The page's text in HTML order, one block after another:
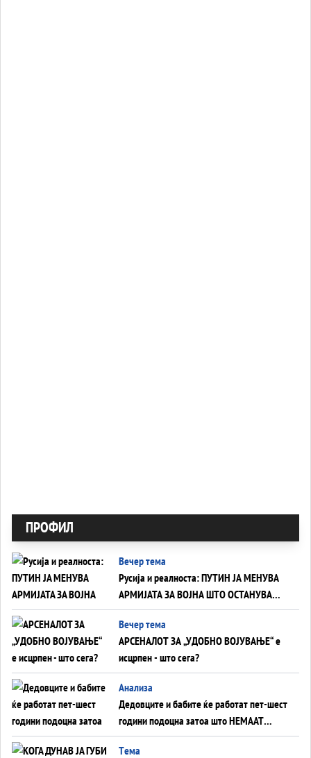
ПРОФИЛ
Вечер тема
Русија и реалноста: ПУТИН ЈА МЕНУВА
АРМИЈАТА ЗА ВОЈНА ШТО ОСТАНУВА
БЕЗ ФРОНТ
Вечер тема
АРСЕНАЛОТ ЗА „УДОБНО ВОЈУВАЊЕ“ е
исцрпен - што сега?
Анализа
Дедовците и бабите ќе работат пет-шест
години подоцна затоа што НЕМААТ
ВНУЦИ ДА ГИ ЗАМЕНАТ
Tема